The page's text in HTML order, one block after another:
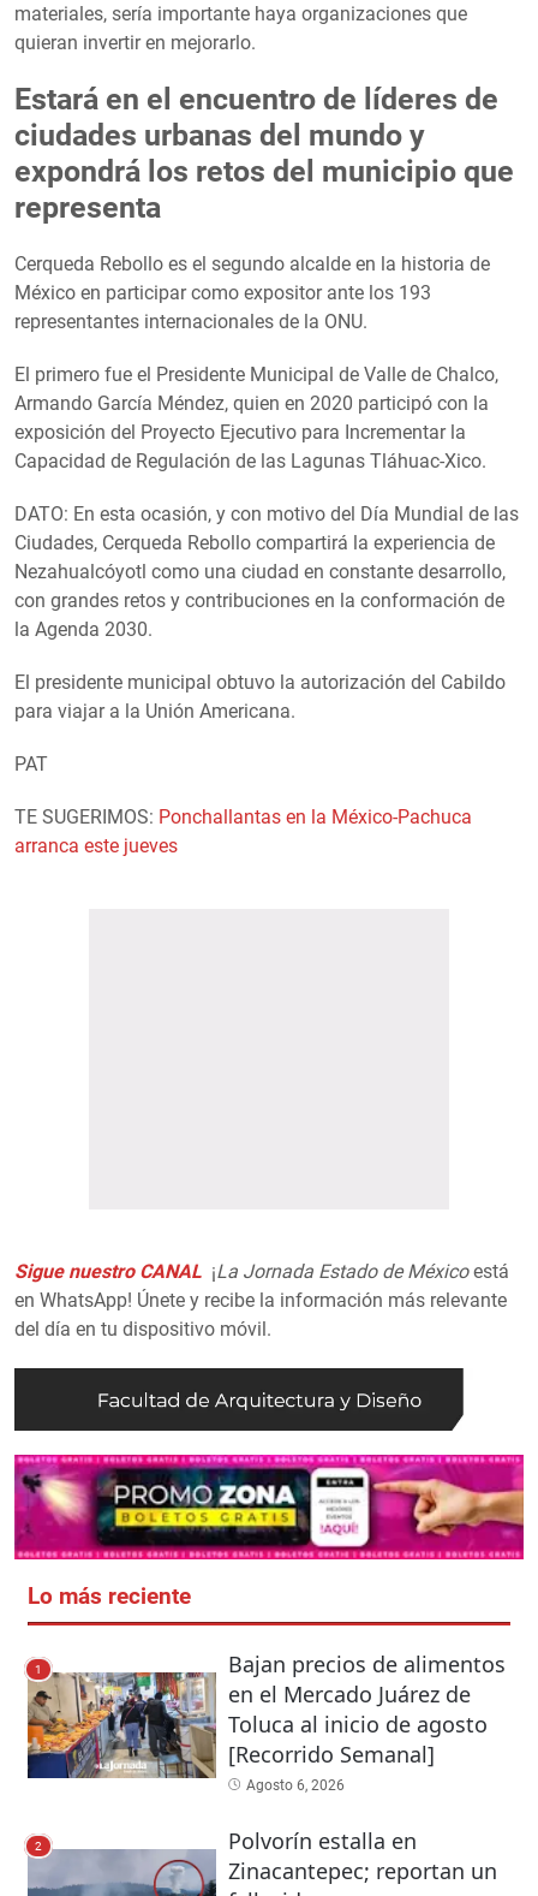
materiales, sería importante haya organizaciones que
quieran invertir en mejorarlo.
Estará en el encuentro de líderes de
ciudades urbanas del mundo y
expondrá los retos del municipio que
representa
Cerqueda Rebollo es el segundo alcalde en la historia de
México en participar como expositor ante los 193
representantes internacionales de la ONU.
El primero fue el Presidente Municipal de Valle de Chalco,
Armando García Méndez, quien en 2020 participó con la
exposición del Proyecto Ejecutivo para Incrementar la
Capacidad de Regulación de las Lagunas Tláhuac-Xico.
DATO: En esta ocasión, y con motivo del Día Mundial de las
Ciudades, Cerqueda Rebollo compartirá la experiencia de
Nezahualcóyotl como una ciudad en constante desarrollo,
con grandes retos y contribuciones en la conformación de
la Agenda 2030.
El presidente municipal obtuvo la autorización del Cabildo
para viajar a la Unión Americana.
PAT
TE SUGERIMOS: Ponchallantas en la México-Pachuca
arranca este jueves
Sigue nuestro CANAL ¡La Jornada Estado de Méxicoestá
en WhatsApp! Únete y recibe la información más relevante
del día en tu dispositivo móvil.
Lo más reciente
1
Bajan precios de alimentos
en el Mercado Juárez de
Toluca al inicio de agosto
[Recorrido Semanal]
Agosto 6, 2026
2
Polvorín estalla en
Zinacantepec; reportan un